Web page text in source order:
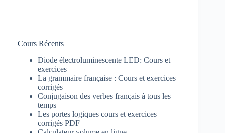
Cours Récents
Diode électroluminescente LED: Cours et
exercices
La grammaire française : Cours et exercices
corrigés
Conjugaison des verbes français à tous les
temps
Les portes logiques cours et exercices
corrigés PDF